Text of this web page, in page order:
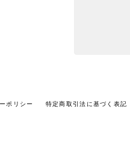
ポリシー 特定商取引法に基づく表記